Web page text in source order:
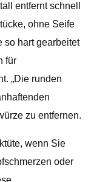
entfernt schnell
ohne Seife
so hart gearbeitet
für
„Die runden
zu entfernen.
wenn Sie
oder